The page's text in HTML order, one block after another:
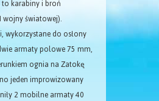
karabiny i broń
wojny światowej).
do osłony
armaty polowe 75 mm,
ognia na Zatokę
jeden improwizowany
2 mobilne armaty 40